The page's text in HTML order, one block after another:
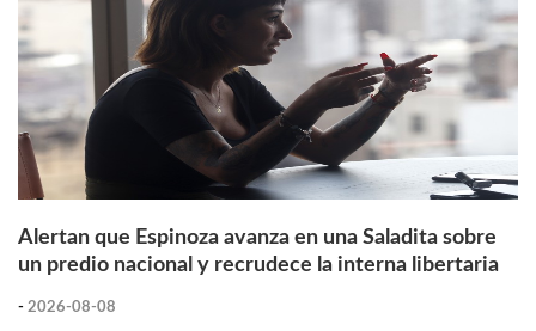
Alertan que Espinoza avanza en una Saladita sobre
un predio nacional y recrudece la interna libertaria
- 2026-08-08